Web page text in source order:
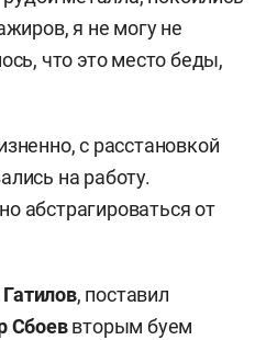
я не могу не
что это место беды,
с расстановкой
на работу.
абстрагироваться от
, поставил
Сбоеввторым буем